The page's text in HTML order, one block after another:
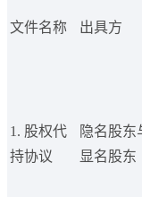
文件名称 出具方
1. 股权代
持协议
隐名股东
显名股东